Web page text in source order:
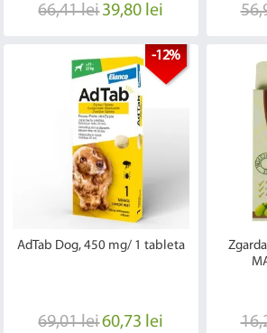
66,41 lei39,80 lei
-12%
AdTab Dog, 450 mg/ 1 tableta
69,01 lei60,73 lei